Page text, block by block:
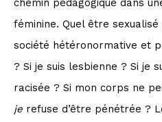
chemin pédagogique dans
féminine. Quel être
société hétéronormative et
? Si je suis lesbienne ? Si je
racisée ? Si mon corps ne
je refuse d’être pénétrée ?